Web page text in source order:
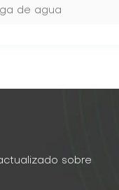
de agua
sobre